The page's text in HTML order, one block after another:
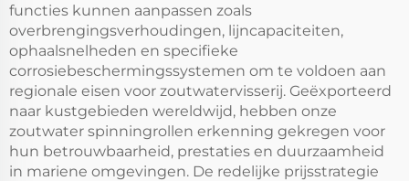
functies kunnen aanpassen zoals
overbrengingsverhoudingen, lijncapaciteiten,
ophaalsnelheden en specifieke
corrosiebeschermingssystemen om te voldoen aan
regionale eisen voor zoutwatervisserij. Geëxporteerd
naar kustgebieden wereldwijd, hebben onze
zoutwater spinningrollen erkenning gekregen voor
hun betrouwbaarheid, prestaties en duurzaamheid
in mariene omgevingen. De redelijke prijsstrategie